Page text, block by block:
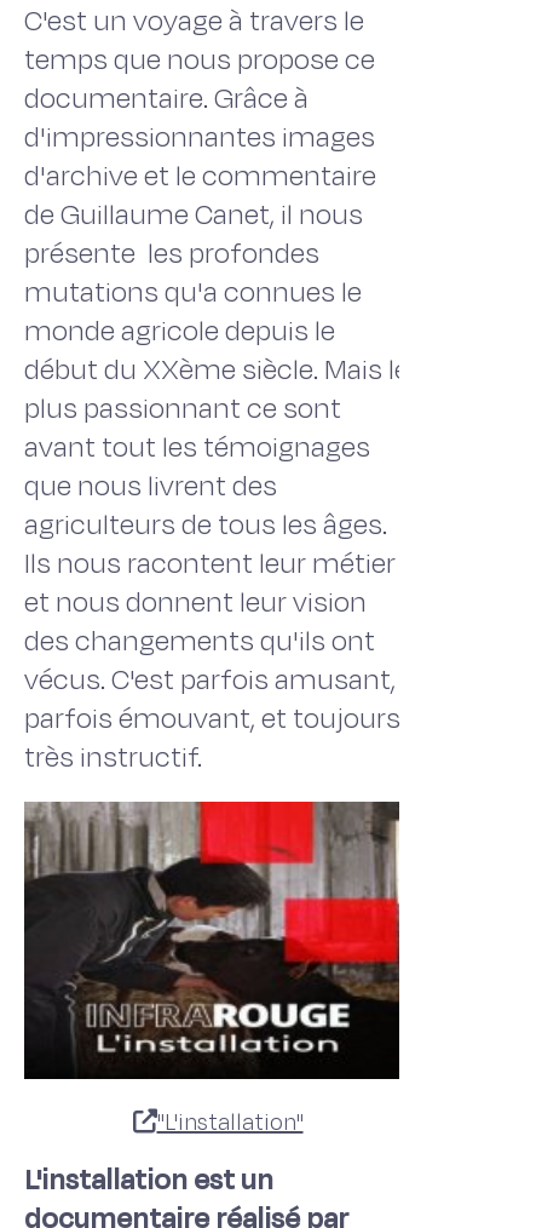
C'est un voyage à travers le
temps que nous propose ce
documentaire. Grâce à
d'impressionnantes images
d'archive et le commentaire
de Guillaume Canet, il nous
présente les profondes
mutations qu'a connues le
monde agricole depuis le
début du XXème siècle. Mais le
plus passionnant ce sont
avant tout les témoignages
que nous livrent des
agriculteurs de tous les âges.
Ils nous racontent leur métier
et nous donnent leur vision
des changements qu'ils ont
vécus. C'est parfois amusant,
parfois émouvant, et toujours
très instructif.
"L'installation"
L'installation est un
documentaire réalisé par